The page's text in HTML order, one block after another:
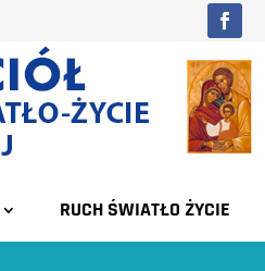
RUCH ŚWIATŁO ŻYCIE